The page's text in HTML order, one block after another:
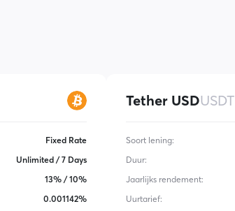
Fixed Rate
Unlimited / 7 Days
13% / 10%
0.001142%
Tether USDUSDT
Soort lening:
Duur:
Jaarlijks rendement:
Uurtarief: